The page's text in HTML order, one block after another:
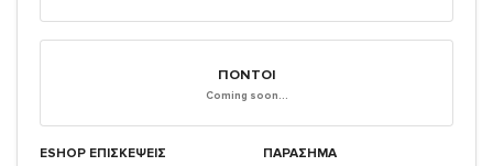
ΠΌΝΤΟΙ
Coming soon...
ESHOP ΕΠΙΣΚΈΨΕΙΣ ΠΑΡΑΣΗΜΑ